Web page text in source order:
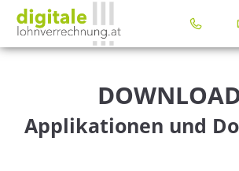
Applikationen und